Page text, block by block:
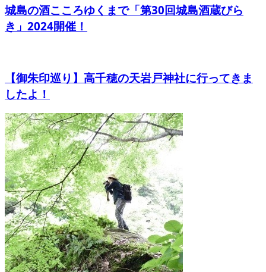
城島の酒こころゆくまで「第30回城島酒蔵びら
き」2024開催！
【御朱印巡り】高千穂の天岩戸神社に行ってきま
したよ！